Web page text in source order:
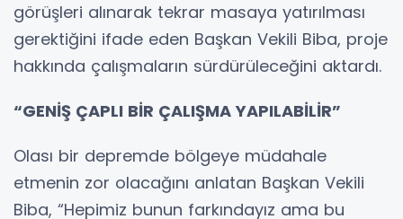
görüşleri alınarak tekrar masaya yatırılması
gerektiğini ifade eden Başkan Vekili Biba, proje
hakkında çalışmaların sürdürüleceğini aktardı.
“GENİŞ ÇAPLI BİR ÇALIŞMA YAPILABİLİR”
Olası bir depremde bölgeye müdahale
etmenin zor olacağını anlatan Başkan Vekili
Biba, “Hepimiz bunun farkındayız ama bu